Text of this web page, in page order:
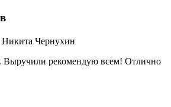
Никита Чернухин
Выручили рекомендую всем! Отлично